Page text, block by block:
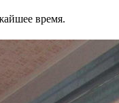
время.